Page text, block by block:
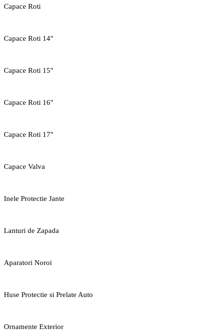
Capace Roti
Capace Roti 14"
Capace Roti 15"
Capace Roti 16"
Capace Roti 17"
Capace Valva
Inele Protectie Jante
Lanturi de Zapada
Aparatori Noroi
Huse Protectie si Prelate Auto
Ornamente Exterior